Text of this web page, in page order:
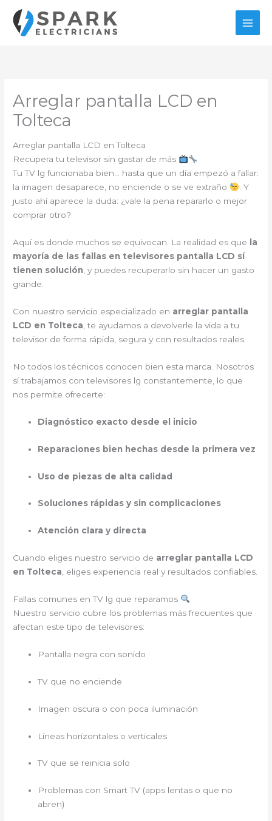
contenido
Arreglar pantalla LCD en
Tolteca
Arreglar pantalla LCD en Tolteca
Recupera tu televisor sin gastar de más
Tu TV lg funcionaba bien… hasta que un día empezó a fallar:
la imagen desaparece, no enciende o se ve extraño
. Y
justo ahí aparece la duda: ¿vale la pena repararlo o mejor
comprar otro?
Aquí es donde muchos se equivocan. La realidad es que
la
mayoría de las fallas en televisores pantalla LCD sí
tienen solución , y puedes recuperarlo sin hacer un gasto
grande.
Con nuestro servicio especializado en arreglar pantalla
LCD en Tolteca , te ayudamos a devolverle la vida a tu
televisor de forma rápida, segura y con resultados reales.
No todos los técnicos conocen bien esta marca. Nosotros
sí trabajamos con televisores lg constantemente, lo que
nos permite ofrecerte:
Diagnóstico exacto desde el inicio
Reparaciones bien hechas desde la primera vez
Uso de piezas de alta calidad
Soluciones rápidas y sin complicaciones
Atención clara y directa
Cuando eliges nuestro servicio de arreglar pantalla LCD
en Tolteca , eliges experiencia real y resultados confiables.
Fallas comunes en TV lg que reparamos
Nuestro servicio cubre los problemas más frecuentes que
afectan este tipo de televisores:
Pantalla negra con sonido
TV que no enciende
Imagen oscura o con poca iluminación
Líneas horizontales o verticales
TV que se reinicia solo
Problemas con Smart TV (apps lentas o que no
abren)